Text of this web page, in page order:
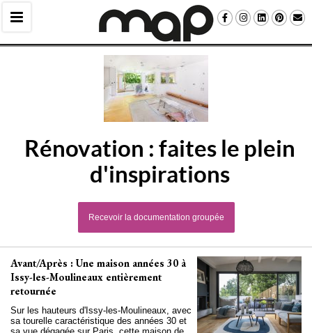
Rénovation : faites le plein
d'inspirations
Recevoir la documentation groupée
Avant/Après : Une maison années 30 à
Issy-les-Moulineaux entièrement
retournée
Sur les hauteurs d'Issy-les-Moulineaux, avec
sa tourelle caractéristique des années 30 et